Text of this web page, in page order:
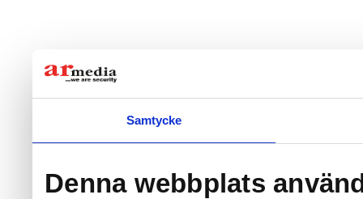
Samtycke
Denna webbplats